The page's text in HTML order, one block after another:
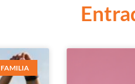
FAMILIA